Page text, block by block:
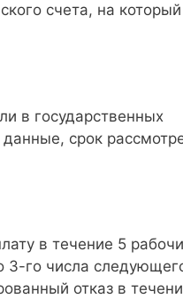
счета, на который
в государственных
срок
в течение 5
3-го числа
отказ в